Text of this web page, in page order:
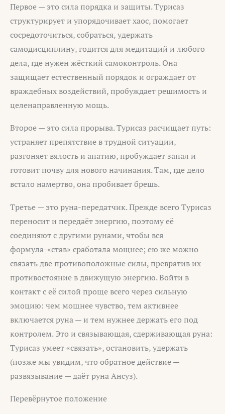
Первое — это сила порядка и защиты. Турисаз
структурирует и упорядочивает хаос, помогает
сосредоточиться, собраться, удержать
самодисциплину, годится для медитаций и любого
дела, где нужен жёсткий самоконтроль. Она
защищает естественный порядок и ограждает от
враждебных воздействий, пробуждает решимость и
целенаправленную мощь.
Второе — это сила прорыва. Турисаз расчищает путь:
устраняет препятствие в трудной ситуации,
разгоняет вялость и апатию, пробуждает запал и
готовит почву для нового начинания. Там, где дело
встало намертво, она пробивает брешь.
Третье — это руна-передатчик. Прежде всего Турисаз
переносит и передаёт энергию, поэтому её
соединяют с другими рунами, чтобы вся
формула-«став» сработала мощнее; ею же можно
связать две противоположные силы, превратив их
противостояние в движущую энергию. Войти в
контакт с её силой проще всего через сильную
эмоцию: чем мощнее чувство, тем активнее
включается руна — и тем нужнее держать его под
контролем. Это и связывающая, сдерживающая руна:
Турисаз умеет «связать», остановить, удержать
(позже мы увидим, что обратное действие —
развязывание — даёт руна Ансуз).
Перевёрнутое положение